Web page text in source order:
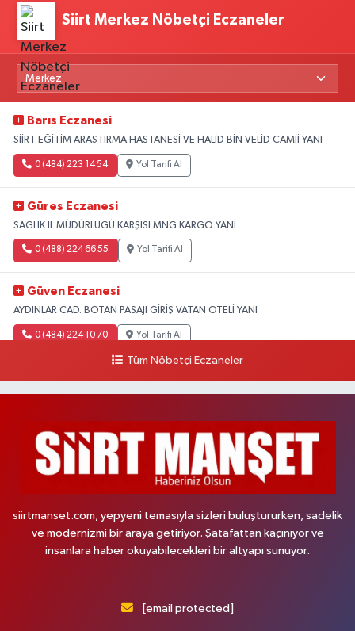
Siirt Merkez Nöbetçi Eczaneler
Barıs Eczanesi
SİİRT EĞİTİM ARAŞTIRMA HASTANESİ VE HALİD BİN VELİD CAMİİ YANI
0 (484) 223 14 54 Yol Tarifi Al
Güres Eczanesi
SAĞLIK İL MÜDÜRLÜĞÜ KARŞISI MNG KARGO YANI
0 (488) 224 66 55 Yol Tarifi Al
Güven Eczanesi
AYDINLAR CAD. BOTAN PASAJI GİRİŞ VATAN OTELİ YANI
0 (484) 224 10 70 Yol Tarifi Al
Tüm Nöbetçi Eczaneler
siirtmanset.com, yepyeni temasıyla sizleri buluştururken, sadelik
ve modernizmi bir araya getiriyor. Şatafattan kaçınıyor ve
insanlara haber okuyabilecekleri bir altyapı sunuyor.
[email protected]